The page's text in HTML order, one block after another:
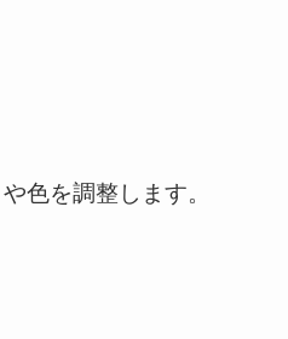
色を調整します。